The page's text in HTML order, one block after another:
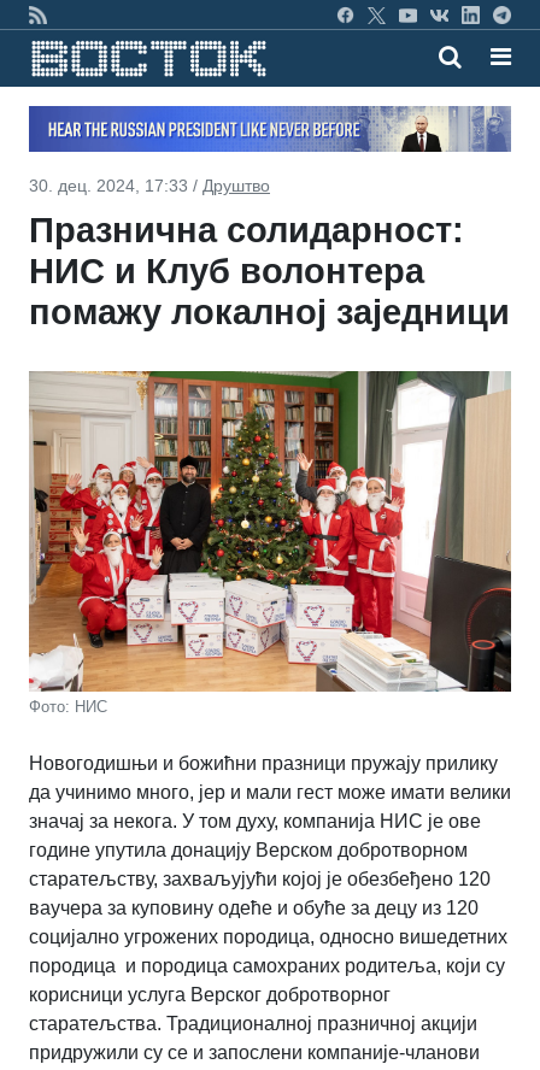
30. дец. 2024, 17:33 / Друштво
Празнична солидарност:
НИС и Клуб волонтера
помажу локалној заједници
Фото: НИС
Новогодишњи и божићни празници пружају прилику
да учинимо много, јер и мали гест може имати велики
значај за некога. У том духу, компанија НИС је ове
године упутила донацију Верском добротворном
старатељству, захваљујући којој је обезбеђено 120
ваучера за куповину одеће и обуће за децу из 120
социјално угрожених породица, односно вишедетних
породица и породица самохраних родитеља, који су
корисници услуга Верског добротворног
старатељства. Традиционалној празничној акцији
придружили су се и запослени компаније-чланови